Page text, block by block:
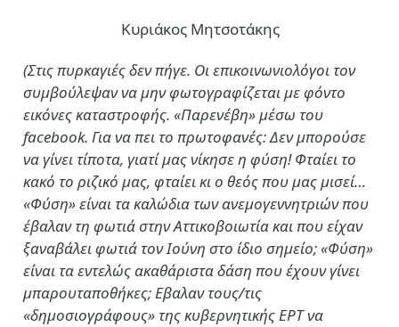
Κυριάκος Μητσοτάκης
(Στις πυρκαγιές δεν πήγε. Οι επικοινωνιολόγοι τον
συμβούλεψαν να μην φωτογραφίζεται με φόντο
εικόνες καταστροφής. «Παρενέβη» μέσω του
facebook. Για να πει το πρωτοφανές: Δεν μπορούσε
να γίνει τίποτα, γιατί μας νίκησε η φύση! Φταίει το
κακό το ριζικό μας, φταίει κι ο θεός που μας μισεί…
«Φύση» είναι τα καλώδια των ανεμογεννητριών που
έβαλαν τη φωτιά στην Αττικοβοιωτία και που είχαν
ξαναβάλει φωτιά τον Ιούνη στο ίδιο σημείο; «Φύση»
είναι τα εντελώς ακαθάριστα δάση που έχουν γίνει
μπαρουταποθήκες; Εβαλαν τους/τις
«δημοσιογράφους» της κυβερνητικής ΕΡΤ να